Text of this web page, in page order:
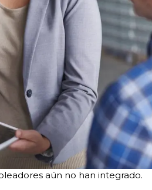
aún no han integrado.